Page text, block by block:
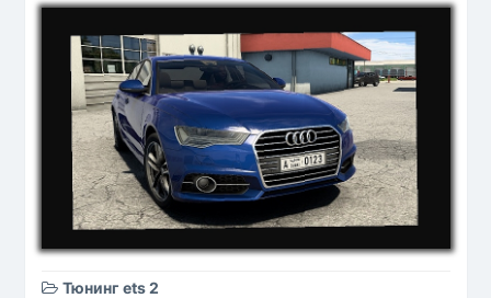
Тюнинг ets 2